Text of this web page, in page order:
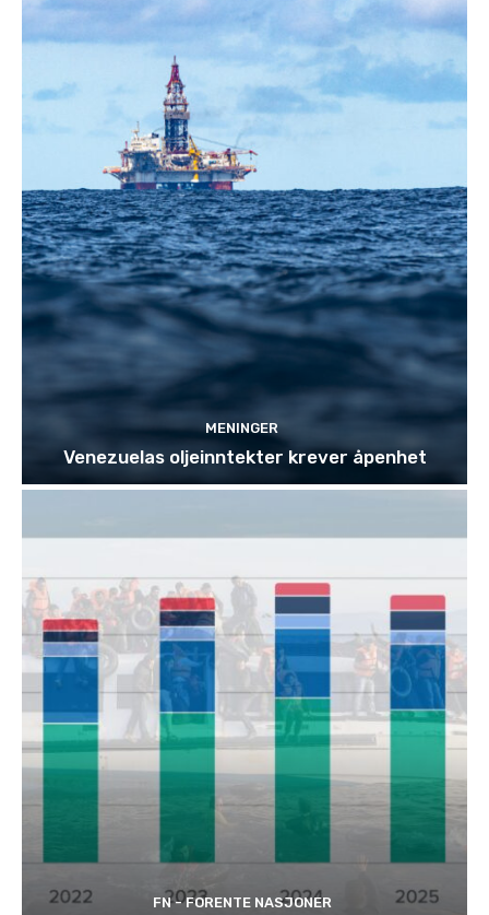
MENINGER
Venezuelas oljeinntekter krever åpenhet
FN - FORENTE NASJONER